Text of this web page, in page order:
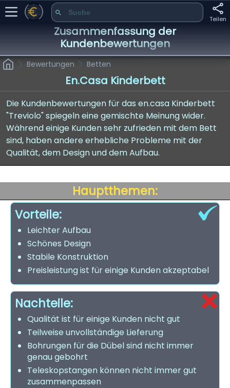
Teilen
Zusammenfassung der
Kundenbewertungen
Bewertungen Betten
En.casa Kinderbett
Die Kundenbewertungen für das en.casa Kinderbett
"Treviolo" spiegeln eine gemischte Meinung wider.
Während einige Kunden sehr zufrieden mit dem Bett
sind, haben andere erhebliche Probleme mit der
Qualität, dem Design und dem Aufbau.
Hauptthemen:
Vorteile:
Leichter Aufbau
Schönes Design
Stabile Konstruktion
Preisleistung ist für einige Kunden akzeptabel
Nachteile:
Qualität ist für einige Kunden nicht gut
Teilweise unvollständige Lieferung
Bohrungen für die Dübel sind nicht immer
genau gebohrt
Teleskopstangen können nicht immer gut
zusammenpassen